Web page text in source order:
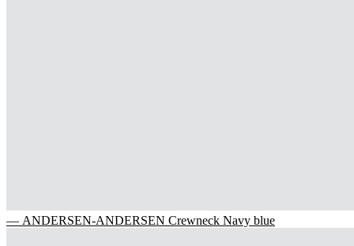
— ANDERSEN-ANDERSEN Crewneck Navy blue